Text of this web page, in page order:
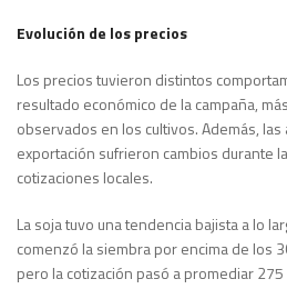
Evolución de los precios
Los precios tuvieron distintos
resultado económico de la campaña,
observados en los cultivos. Además,
exportación sufrieron cambios durante
cotizaciones locales.
La soja tuvo una tendencia bajista a lo
comenzó la siembra por encima de los
pero la cotización pasó a promediar